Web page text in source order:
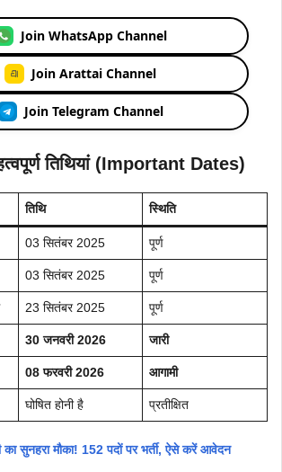
Join WhatsApp Channel
Join Arattai Channel
Join Telegram Channel
तिथियां (Important Dates)
तिथि स्थिति
03 सितंबर 2025 पूर्ण
03 सितंबर 2025 पूर्ण
23 सितंबर 2025 पूर्ण
30 जनवरी 2026 जारी
08 फरवरी 2026 आगामी
घोषित होनी है प्रतीक्षित
का सुनहरा मौका! 152 पदों पर भर्ती, ऐसे करें आवेदन